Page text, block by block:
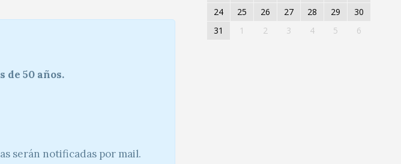
de 50 años.
serán notificadas por mail.
24
25 26 27 28 29
30
31
1 2 3 4 5 6